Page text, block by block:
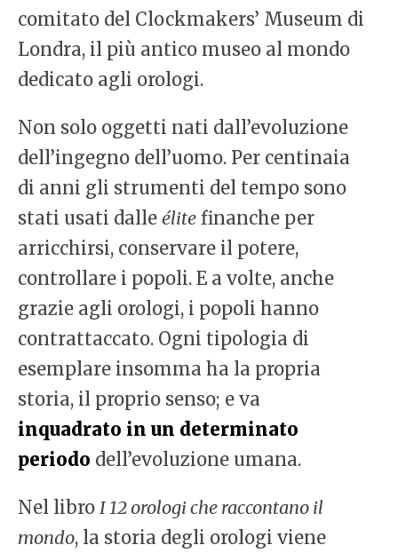
comitato del Clockmakers’ Museum di
Londra, il più antico museo al mondo
dedicato agli orologi.
Non solo oggetti nati dall’evoluzione
dell’ingegno dell’uomo. Per centinaia
di anni gli strumenti del tempo sono
stati usati dalle élite finanche per
arricchirsi, conservare il potere,
controllare i popoli. E a volte, anche
grazie agli orologi, i popoli hanno
contrattaccato. Ogni tipologia di
esemplare insomma ha la propria
storia, il proprio senso; e va
inquadrato in un determinato
periodo dell’evoluzione umana.
Nel libro I 12 orologi che raccontano il
mondo, la storia degli orologi viene